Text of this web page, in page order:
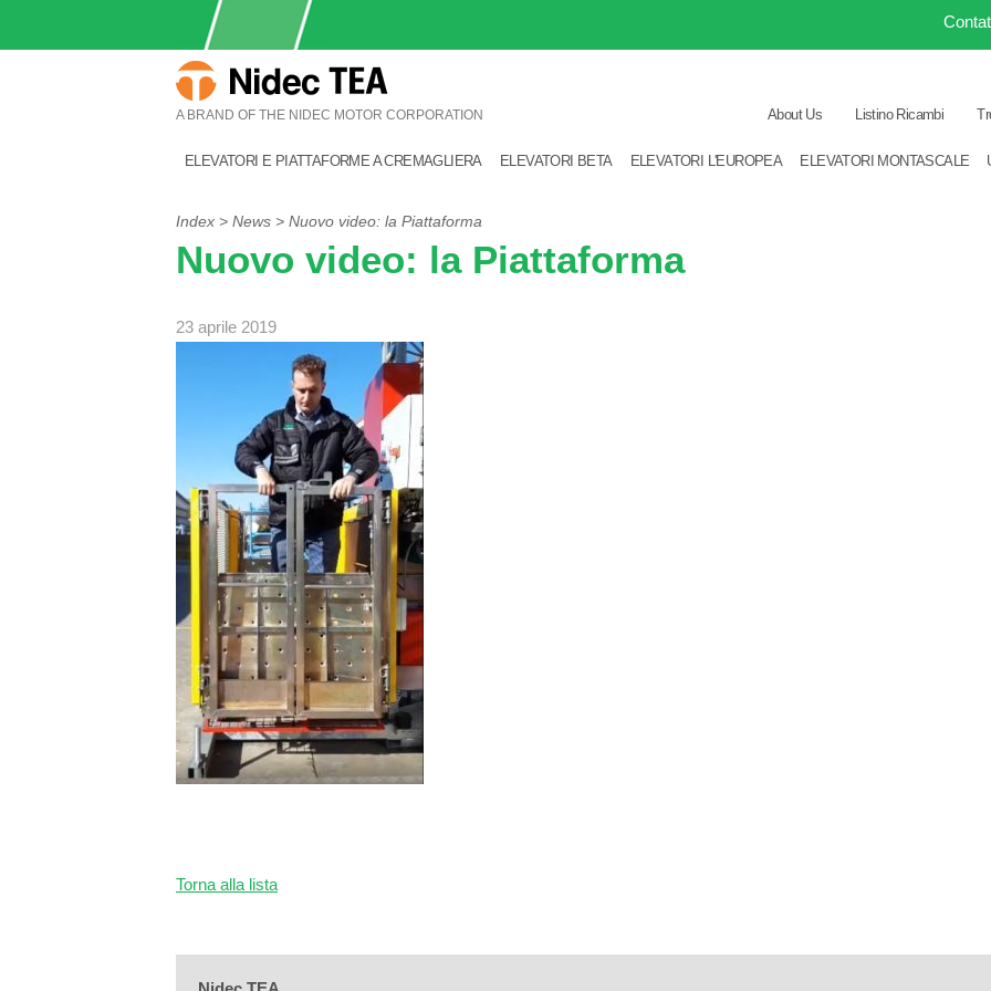
A BRAND OF THE NIDEC MOTOR CORPORATION About Us Listino Ricambi
ELEVATORI E PIATTAFORME A CREMAGLIERA ELEVATORI BETA ELEVATORI L'EUROPEA ELEVATORI MONTASCALE
Index > News > Nuovo video: la Piattaforma
Nuovo video: la Piattaforma
23 aprile 2019
Torna alla lista